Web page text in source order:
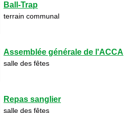
Ball-Trap
terrain communal
Assemblée générale de l'ACCA
salle des fêtes
Repas sanglier
salle des fêtes